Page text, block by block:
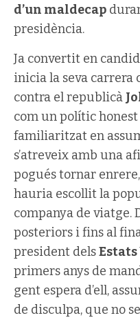
d’un maldecap
presidència.
Ja convertit en
inicia la seva carrera
contra el republicà
com un polític
familiaritzat en
s’atreveix amb una
pogués tornar
hauria escollit la
companya de viatge.
posteriors i fins al
president dels
primers anys de
gent espera d’ell,
de disculpa, que no